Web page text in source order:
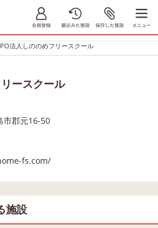
法人しののめフリースクール
ースクール
市郡元16-50
fs.com/
施設